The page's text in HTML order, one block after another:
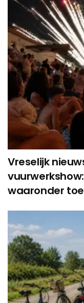
Vreselijk
waaronder